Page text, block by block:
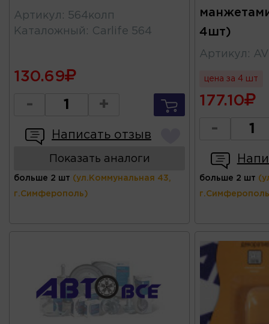
Артикул : 564колп
Каталожный : Carlife 564
130.69
- +
Написать отзыв
Показать аналоги
больше 2 шт (ул.Коммунальная 43,
г.Симферополь)
4шт)
Артикул :
цена за 4 шт
177.10
-
больше 2 шт